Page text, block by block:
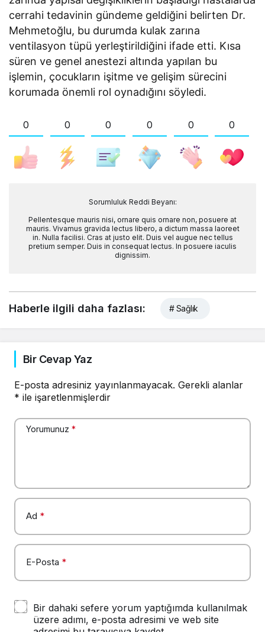
cerrahi tedavinin gündeme geldiğini belirten Dr.
Mehmetoğlu, bu durumda kulak zarına
ventilasyon tüpü yerleştirildiğini ifade etti. Kısa
süren ve genel anestezi altında yapılan bu
işlemin, çocukların işitme ve gelişim sürecini
korumada önemli rol oynadığını söyledi.
0 0 0 0 0 0
Sorumluluk Reddi Beyanı:
Pellentesque mauris nisi, ornare quis ornare non, posuere at
mauris. Vivamus gravida lectus libero, a dictum massa laoreet
in. Nulla facilisi. Cras at justo elit. Duis vel augue nec tellus
pretium semper. Duis in consequat lectus. In posuere iaculis
dignissim.
Haberle ilgili daha fazlası: # Sağlık
Bir Cevap Yaz
E-posta adresiniz yayınlanmayacak. Gerekli alanlar
* ile işaretlenmişlerdir
Yorumunuz *
Ad *
E-Posta *
Bir dahaki sefere yorum yaptığımda kullanılmak
üzere adımı, e-posta adresimi ve web site